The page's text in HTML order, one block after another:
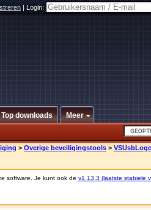
|Login:
Top downloads Meer
> Overige beveiligingstools >
software. Je kunt ook de v1.13.3 (laatste stabiele